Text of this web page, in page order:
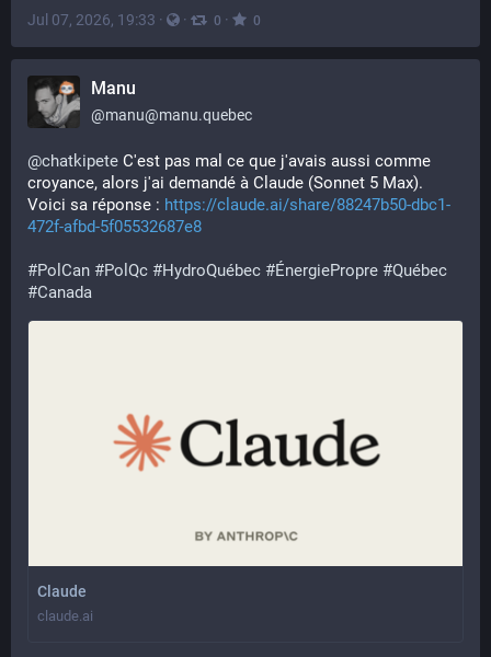
Jul 07, 2026, 19:33 · · 0 · 0
Manu
@manu@manu.quebec
@chatkipete C'est pas mal ce que j'avais aussi comme
croyance, alors j'ai demandé à Claude (Sonnet 5 Max).
Voici sa réponse : https://claude.ai/share/88247b50-dbc1-
472f-afbd-5f05532687e8
#PolCan #PolQc #HydroQuébec #ÉnergiePropre #Québec
#Canada
Claude
claude.ai